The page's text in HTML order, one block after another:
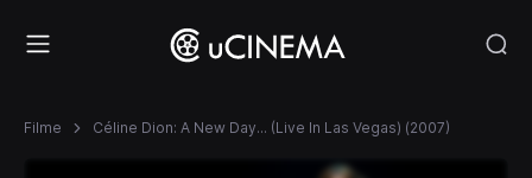
Filme Céline Dion: A New Day... (Live In Las Vegas) (2007)